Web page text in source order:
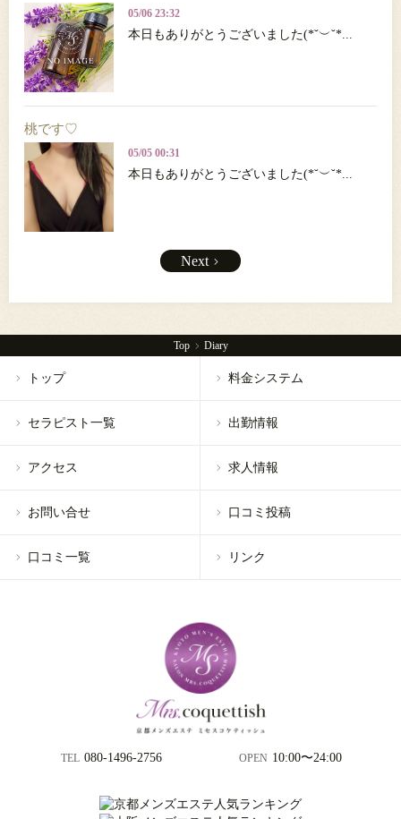
05/06 23:32
本日もありがとうございました(*˘︶˘*...
桃です♡
05/05 00:31
本日もありがとうございました(*˘︶˘*...
Next
Top Diary
トップ 料金システム
セラピスト一覧 出勤情報
アクセス 求人情報
お問い合せ 口コミ投稿
口コミ一覧 リンク
TEL 080-1496-2756 OPEN 10:00〜24:00